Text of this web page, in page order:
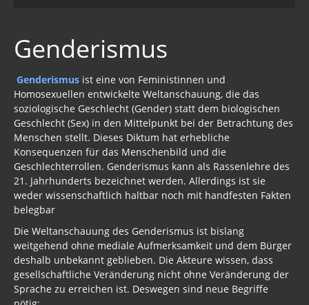
Genderismus
Genderismus ist eine von Feministinnen und
Homosexuellen entwickelte Weltanschauung, die das
soziologische Geschlecht (Gender) statt dem biologischen
Geschlecht (Sex) in den Mittelpunkt bei der Betrachtung des
Menschen stellt. Dieses Diktum hat erhebliche
Konsequenzen für das Menschenbild und die
Geschlechterrollen. Genderismus kann als Rassenlehre des
21. Jahrhunderts bezeichnet werden. Allerdings ist sie
weder wissenschaftlich haltbar noch mit handfesten Fakten
belegbar
Die Weltanschauung des Genderismus ist bislang
weitgehend ohne mediale Aufmerksamkeit und dem Bürger
deshalb unbekannt geblieben. Die Akteure wissen, dass
gesellschaftliche Veränderung nicht ohne Veränderung der
Sprache zu erreichen ist. Deswegen sind neue Begriffe